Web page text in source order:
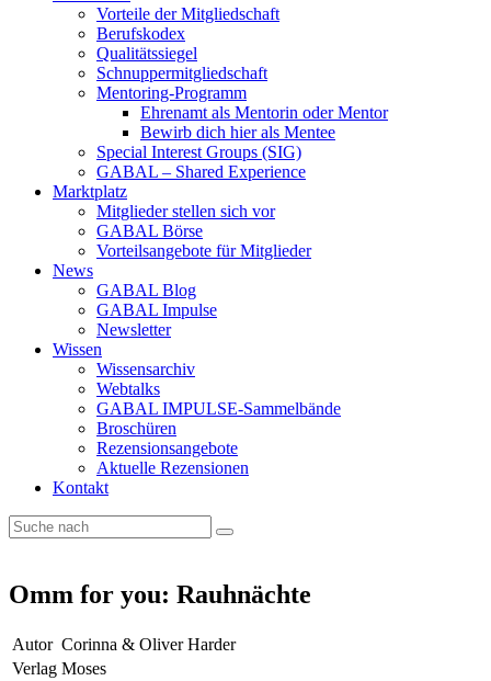
Vorteile der Mitgliedschaft
Berufskodex
Qualitätssiegel
Schnuppermitgliedschaft
Mentoring-Programm
Ehrenamt als Mentorin oder Mentor
Bewirb dich hier als Mentee
Special Interest Groups (SIG)
GABAL – Shared Experience
Marktplatz
Mitglieder stellen sich vor
GABAL Börse
Vorteilsangebote für Mitglieder
News
GABAL Blog
GABAL Impulse
Newsletter
Wissen
Wissensarchiv
Webtalks
GABAL IMPULSE-Sammelbände
Broschüren
Rezensionsangebote
Aktuelle Rezensionen
Kontakt
Omm for you: Rauhnächte
Autor Corinna & Oliver Harder
Verlag Moses